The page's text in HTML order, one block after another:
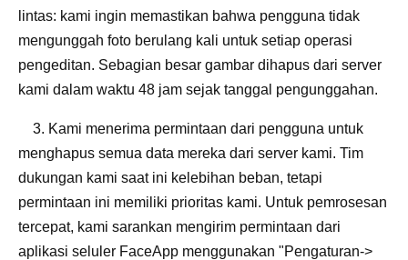
lintas: kami ingin memastikan bahwa pengguna tidak
mengunggah foto berulang kali untuk setiap operasi
pengeditan. Sebagian besar gambar dihapus dari server
kami dalam waktu 48 jam sejak tanggal pengunggahan.
3. Kami menerima permintaan dari pengguna untuk
menghapus semua data mereka dari server kami. Tim
dukungan kami saat ini kelebihan beban, tetapi
permintaan ini memiliki prioritas kami. Untuk pemrosesan
tercepat, kami sarankan mengirim permintaan dari
aplikasi seluler FaceApp menggunakan "Pengaturan->